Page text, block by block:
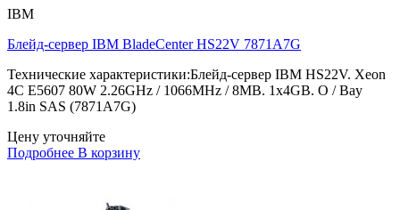
IBM
Блейд-сервер IBM BladeCenter HS22V 7871A7G
Технические характеристики:Блейд-сервер IBM HS22V. Xeon
4C E5607 80W 2.26GHz / 1066MHz / 8MB. 1x4GB. O / Bay
1.8in SAS (7871A7G)
Цену уточняйте
Подробнее В корзину